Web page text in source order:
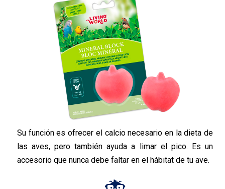
Su función es ofrecer el calcio necesario en la dieta de
las aves, pero también ayuda a limar el pico. Es un
accesorio que nunca debe faltar en el hábitat de tu ave.